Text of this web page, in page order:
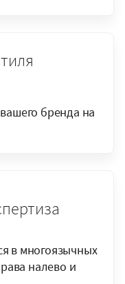
бренда на
в многоязычных
налево и